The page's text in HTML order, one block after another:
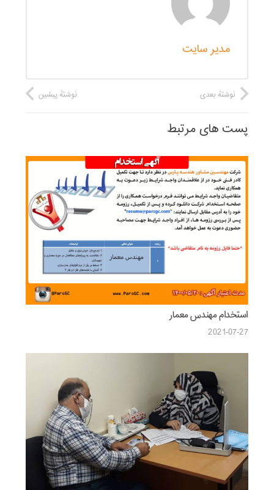
مدیر سایت
نوشتهٔ پیشین نوشتهٔ بعدی
پست های مرتبط
استخدام مهندس معمار
2021-07-27